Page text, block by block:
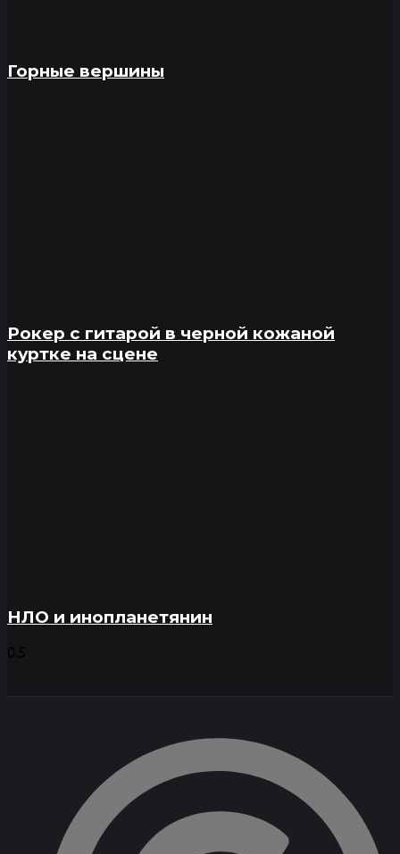
Горные вершины
Рокер с гитарой в черной кожаной
куртке на сцене
НЛО и инопланетянин